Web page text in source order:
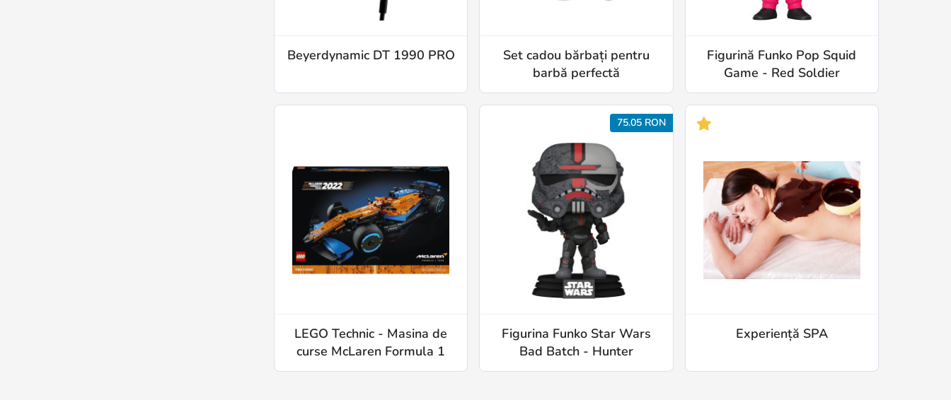
Beyerdynamic DT 1990 PRO
Set cadou bărbați pentru
barbă perfectă
Figurină Funko Pop Squid
Game - Red Soldier
LEGO Technic - Masina de
curse McLaren Formula 1
75.05 RON
Figurina Funko Star Wars
Bad Batch - Hunter
Experiență SPA